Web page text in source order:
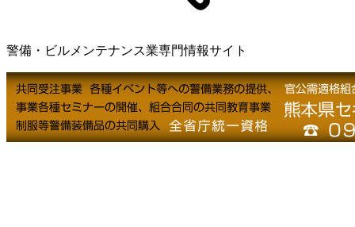
警備・ビルメンテナンス業専門情報サイト